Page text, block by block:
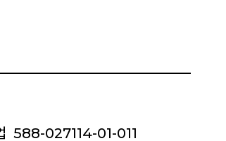
588-027114-01-011